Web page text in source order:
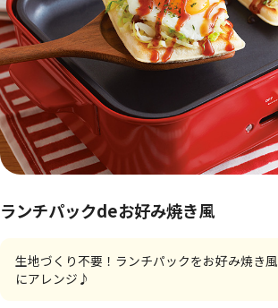
ランチパックdeお好み焼き風
生地づくり不要！ランチパックをお好み焼き風
にアレンジ♪